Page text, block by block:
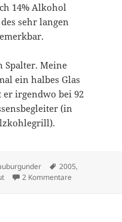
14% Alkohol
sehr langen
Spalter. Meine
ein halbes Glas
irgendwo bei 92
(in
Schlagwörter
2005,
2 Kommentare